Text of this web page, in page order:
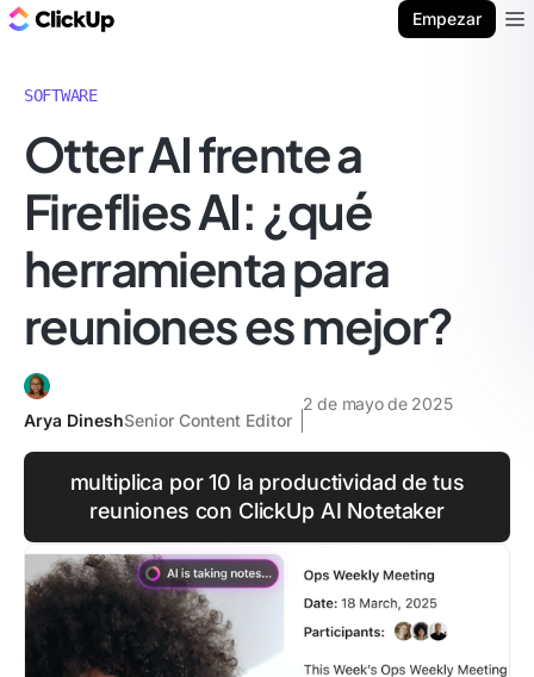
Empezar
SOFTWARE
Otter AI frente a
Fireflies AI: ¿qué
herramienta para
reuniones es mejor?
Arya DineshSenior Content Editor
2 de mayo de 2025
multiplica por 10 la productividad de tus
reuniones con ClickUp AI Notetaker